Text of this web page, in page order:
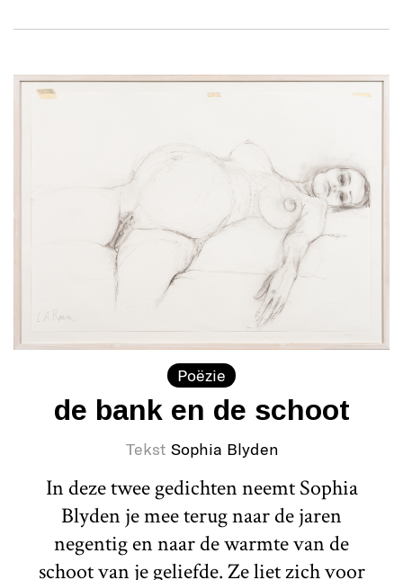
Poëzie
de bank en de schoot
Tekst Sophia Blyden
In deze twee gedichten neemt Sophia
Blyden je mee terug naar de jaren
negentig en naar de warmte van de
schoot van je geliefde. Ze liet zich voor